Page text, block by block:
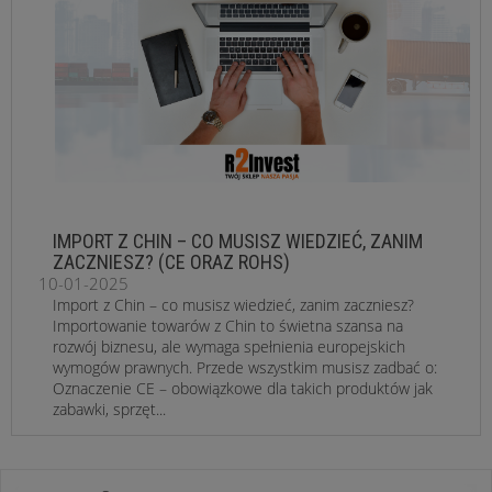
IMPORT Z CHIN – CO MUSISZ WIEDZIEĆ, ZANIM
ZACZNIESZ? (CE ORAZ ROHS)
10-01-2025
Import z Chin – co musisz wiedzieć, zanim zaczniesz?
Importowanie towarów z Chin to świetna szansa na
rozwój biznesu, ale wymaga spełnienia europejskich
wymogów prawnych. Przede wszystkim musisz zadbać o:
Oznaczenie CE – obowiązkowe dla takich produktów jak
zabawki, sprzęt...